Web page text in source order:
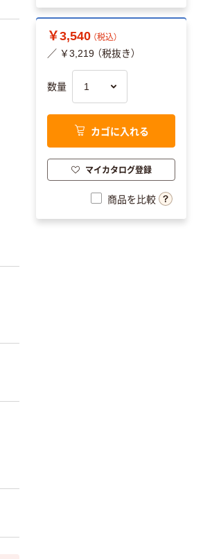
￥3,540 （税込）
／ ￥3,219 （税抜き）
数量
カゴに入れる
マイカタログ登録
商品を比較